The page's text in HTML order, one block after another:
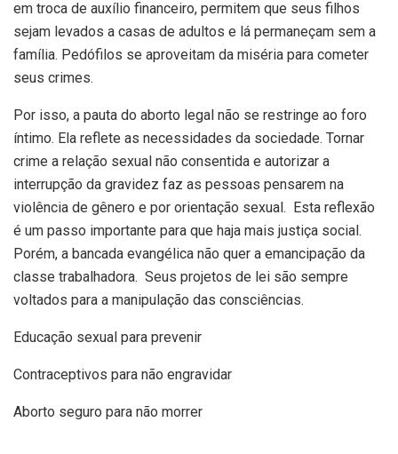
em troca de auxílio financeiro, permitem que seus filhos
sejam levados a casas de adultos e lá permaneçam sem a
família. Pedófilos se aproveitam da miséria para cometer
seus crimes.
Por isso, a pauta do aborto legal não se restringe ao foro
íntimo. Ela reflete as necessidades da sociedade. Tornar
crime a relação sexual não consentida e autorizar a
interrupção da gravidez faz as pessoas pensarem na
violência de gênero e por orientação sexual. Esta reflexão
é um passo importante para que haja mais justiça social.
Porém, a bancada evangélica não quer a emancipação da
classe trabalhadora. Seus projetos de lei são sempre
voltados para a manipulação das consciências.
Educação sexual para prevenir
Contraceptivos para não engravidar
Aborto seguro para não morrer